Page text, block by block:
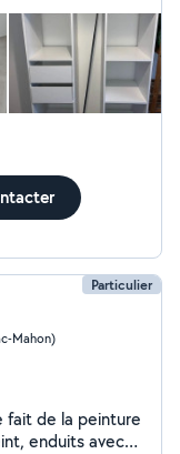
services.
Particulier
Mahon)
fait de la peinture
enduits avec